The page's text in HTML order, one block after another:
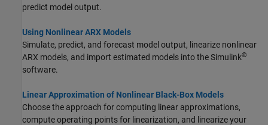
predict model output.
Using Nonlinear ARX Models
Simulate, predict, and forecast model output, linearize nonlinear
ARX models, and import estimated models into the Simulink®
software.
Linear Approximation of Nonlinear Black-Box Models
Choose the approach for computing linear approximations,
compute operating points for linearization, and linearize your